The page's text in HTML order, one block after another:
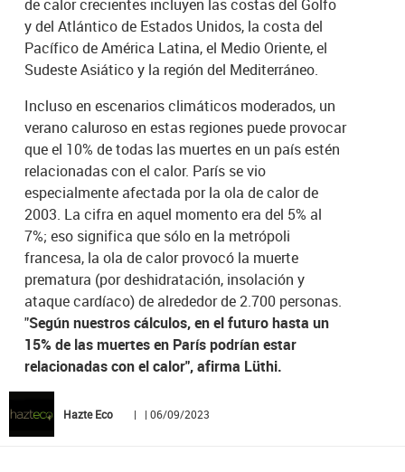
de calor crecientes incluyen las costas del Golfo
y del Atlántico de Estados Unidos, la costa del
Pacífico de América Latina, el Medio Oriente, el
Sudeste Asiático y la región del Mediterráneo.
Incluso en escenarios climáticos moderados, un
verano caluroso en estas regiones puede provocar
que el 10% de todas las muertes en un país estén
relacionadas con el calor. París se vio
especialmente afectada por la ola de calor de
2003. La cifra en aquel momento era del 5% al
7%; eso significa que sólo en la metrópoli
francesa, la ola de calor provocó la muerte
prematura (por deshidratación, insolación y
ataque cardíaco) de alrededor de 2.700 personas.
"Según nuestros cálculos, en el futuro hasta un
15% de las muertes en París podrían estar
relacionadas con el calor", afirma Lüthi.
Hazte Eco | | 06/09/2023